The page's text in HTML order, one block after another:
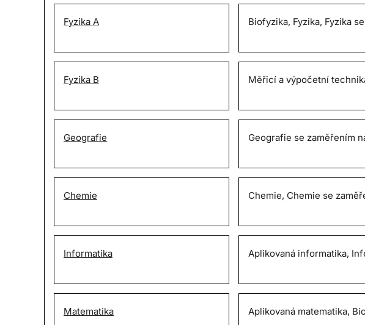
Fyzika A Biofyzika, Fyzika, Fyzika
Fyzika B Měřicí a výpočetní
Geografie Geografie se zaměřením
Chemie Chemie, Chemie se
Informatika Aplikovaná informatika,
Matematika Aplikovaná matematika,